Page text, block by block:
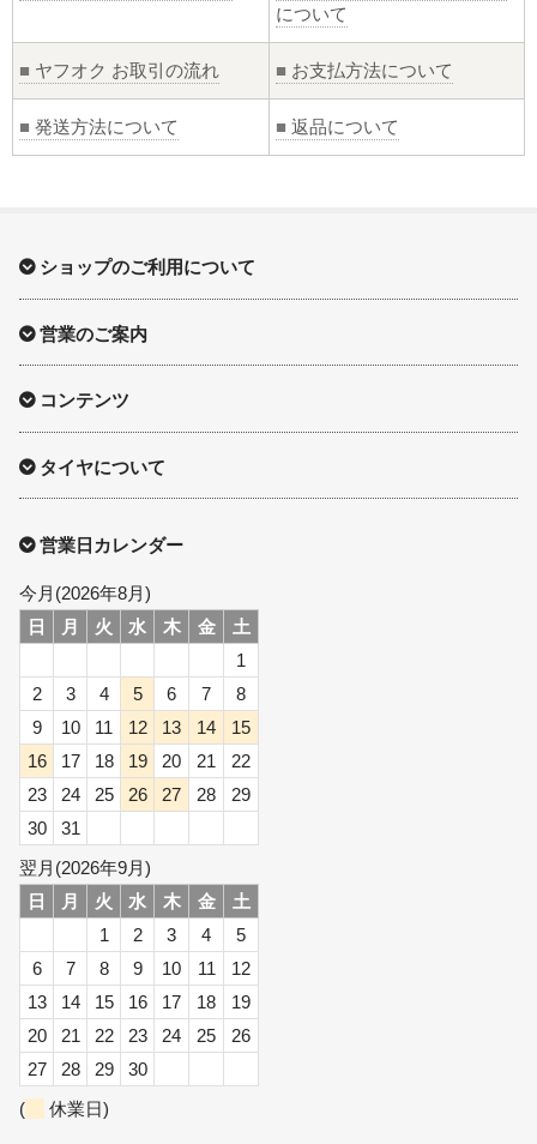
について
■ ヤフオク お取引の流れ ■ お支払方法について
■ 発送方法について ■ 返品について
ショップのご利用について
営業のご案内
コンテンツ
タイヤについて
営業日カレンダー
今月(2026年8月)
日
月 火 水 木 金
土
1
2
3 4 5 6 7
8
9
10 11 12 13 14
15
16
17 18 19 20 21
22
23
24 25 26 27 28
29
30
31
翌月(2026年9月)
日
月 火 水 木 金
土
1
2 3 4
5
6
7 8 9 10 11
12
13
14 15 16 17 18
19
20
21 22 23 24 25
26
27
28 29
30
(
休業日)